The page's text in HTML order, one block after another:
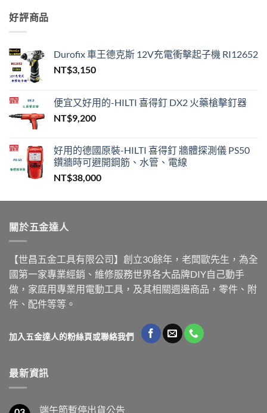
到
NT$650
好評商品
Durofix 車王德克斯 12V充電衝擊起子機 RI12652
NT$3,150
便宜又好用的-HILTI 喜得釘 DX2 火藥槍擊釘器
NT$9,200
好用的德國原裝-HILTI 喜得釘 牆體探測儀 PS50
鑽牆時可避開鋼筋、水管、電線
NT$38,000
關於五金達人
【世昌五金工具有限公司】創立30餘年，老闆歐先生，為全
國第一家專業經銷、維修服務世界各大品牌DIY自己動手
做，家庭用專業用電動工具，及其相關週邊商品，零件、附
件、配件等等。
加入五金達人的粉絲頁或聯絡我們
最新資訊
端午節暫停出貨公告